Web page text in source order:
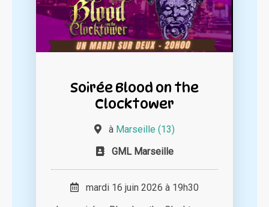
Soirée Blood on the
Clocktower
à Marseille (13)
GML Marseille
mardi 16 juin 2026 à 19h30